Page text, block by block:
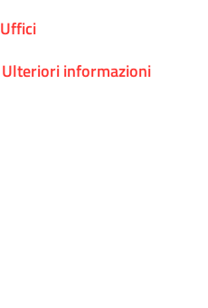
Uffici
Ulteriori informazioni